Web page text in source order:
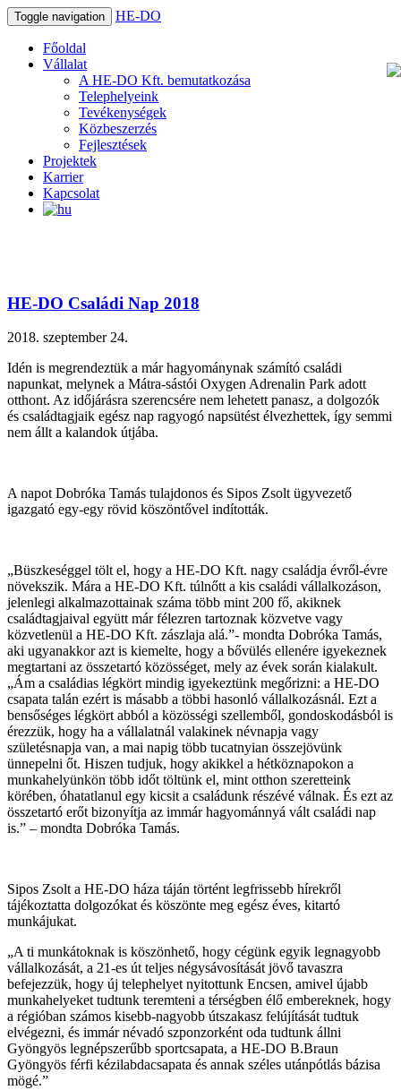
Toggle navigation HE-DO
Főoldal
Vállalat
A HE-DO Kft. bemutatkozása
Telephelyeink
Tevékenységek
Közbeszerzés
Fejlesztések
Projektek
Karrier
Kapcsolat
HE-DO Családi Nap 2018
2018. szeptember 24.
Idén is megrendeztük a már hagyománynak számító családi
napunkat, melynek a Mátra-sástói Oxygen Adrenalin Park adott
otthont. Az időjárásra szerencsére nem lehetett panasz, a dolgozók
és családtagjaik egész nap ragyogó napsütést élvezhettek, így semmi
nem állt a kalandok útjába.
A napot Dobróka Tamás tulajdonos és Sipos Zsolt ügyvezető
igazgató egy-egy rövid köszöntővel indították.
„Büszkeséggel tölt el, hogy a HE-DO Kft. nagy családja évről-évre
növekszik. Mára a HE-DO Kft. túlnőtt a kis családi vállalkozáson,
jelenlegi alkalmazottainak száma több mint 200 fő, akiknek
családtagjaival együtt már félezren tartoznak közvetve vagy
közvetlenül a HE-DO Kft. zászlaja alá.”- mondta Dobróka Tamás,
aki ugyanakkor azt is kiemelte, hogy a bővülés ellenére igyekeznek
megtartani az összetartó közösséget, mely az évek során kialakult.
„Ám a családias légkört mindig igyekeztünk megőrizni: a HE-DO
csapata talán ezért is másabb a többi hasonló vállalkozásnál. Ezt a
bensőséges légkört abból a közösségi szellemből, gondoskodásból is
érezzük, hogy ha a vállalatnál valakinek névnapja vagy
születésnapja van, a mai napig több tucatnyian összejövünk
ünnepelni őt. Hiszen tudjuk, hogy akikkel a hétköznapokon a
munkahelyünkön több időt töltünk el, mint otthon szeretteink
körében, óhatatlanul egy kicsit a családunk részévé válnak. És ezt az
összetartó erőt bizonyítja az immár hagyománnyá vált családi nap
is.” – mondta Dobróka Tamás.
Sipos Zsolt a HE-DO háza táján történt legfrissebb hírekről
tájékoztatta dolgozókat és köszönte meg egész éves, kitartó
munkájukat.
„A ti munkátoknak is köszönhető, hogy cégünk egyik legnagyobb
vállalkozását, a 21-es út teljes négysávosítását jövő tavaszra
befejezzük, hogy új telephelyet nyitottunk Encsen, amivel újabb
munkahelyeket tudtunk teremteni a térségben élő embereknek, hogy
a régióban számos kisebb-nagyobb útszakasz felújítását tudtuk
elvégezni, és immár névadó szponzorként oda tudtunk állni
Gyöngyös legnépszerűbb sportcsapata, a HE-DO B.Braun
Gyöngyös férfi kézilabdacsapata és annak széles utánpótlás bázisa
mögé.”